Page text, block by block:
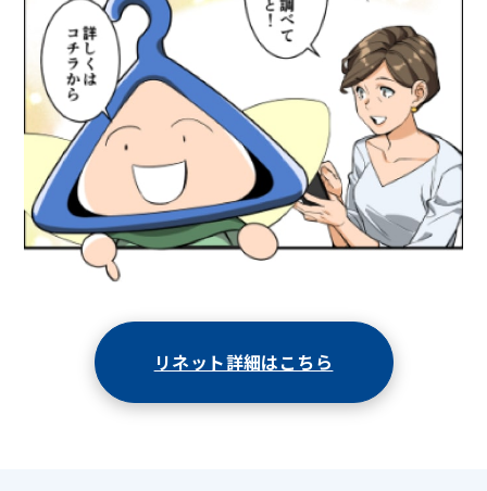
リネット詳細はこちら